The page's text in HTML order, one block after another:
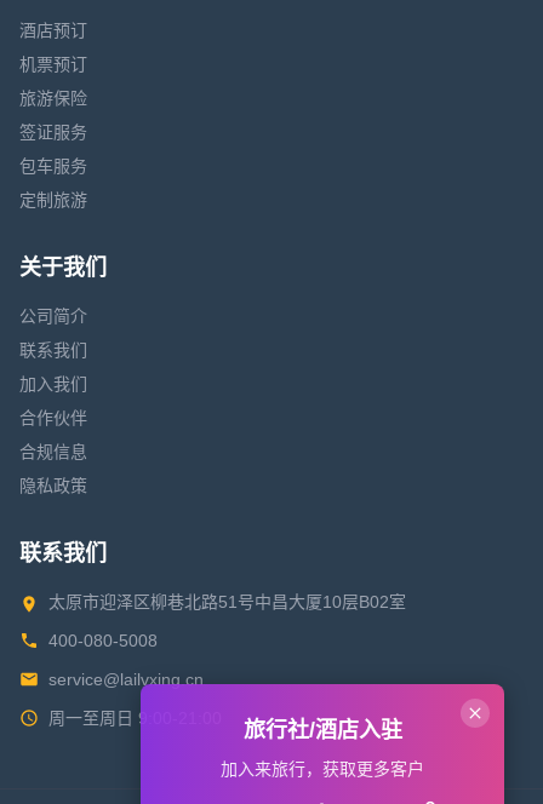
酒店预订
机票预订
旅游保险
签证服务
包车服务
定制旅游
关于我们
公司简介
联系我们
加入我们
合作伙伴
合规信息
隐私政策
联系我们
太原市迎泽区柳巷北路51号中昌大厦10层B02室
400-080-5008
service@lailvxing.cn
周一至周日 9:00-21:00
旅行社/酒店入驻
加入来旅行，获取更多客户